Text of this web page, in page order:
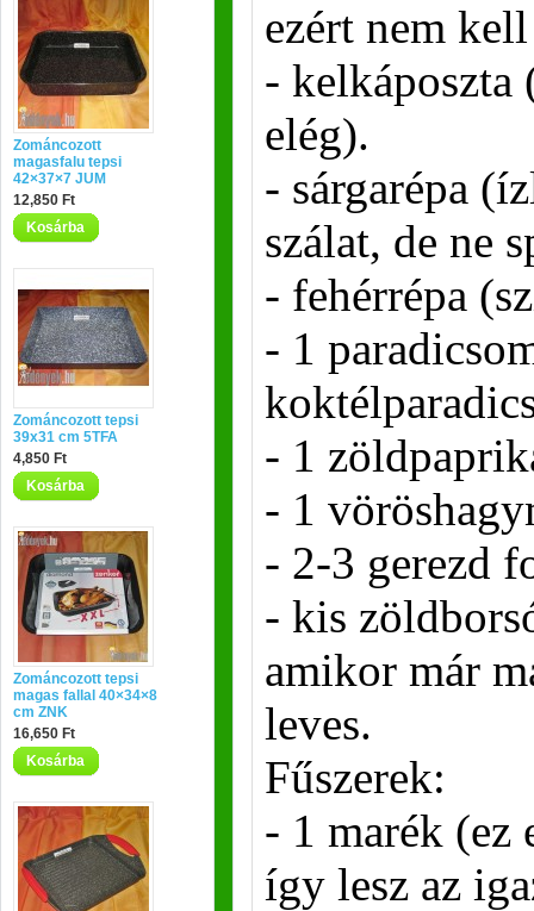
Zománcozott
magasfalu tepsi
42×37×7 JUM
12,850 Ft
Kosárba
Zománcozott tepsi
39x31 cm 5TFA
4,850 Ft
Kosárba
Zománcozott tepsi
magas fallal 40×34×8
cm ZNK
16,650 Ft
Kosárba
ezért nem
- kelkáposzta
elég).
- sárgarépa
szálat, de ne
- fehérrépa
- 1
- 1
- 1
- 2-3 gerezd
- kis
amikor már
leves.
Fűszerek:
- 1 marék (ez
így lesz az